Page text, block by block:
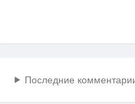
Последние